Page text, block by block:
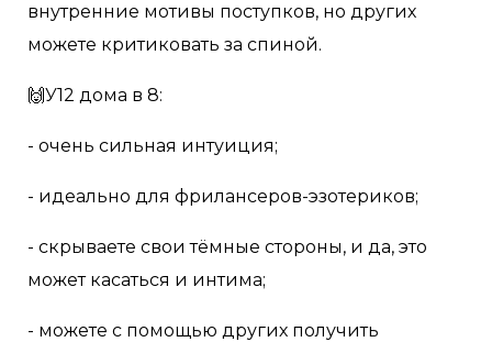
внутренние мотивы поступков, но других
можете критиковать за спиной.
🙌У12 дома в 8:
- очень сильная интуиция;
- идеально для фрилансеров-эзотериков;
- скрываете свои тёмные стороны, и да, это
может касаться и интима;
- можете с помощью других получить